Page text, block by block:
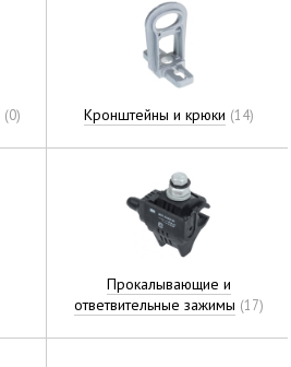
(0) Кронштейны и крюки (14)
Прокалывающие и
ответвительные зажимы (17)